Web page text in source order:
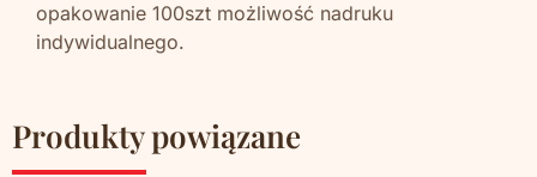
opakowanie 100szt możliwość nadruku
indywidualnego.
Produkty powiązane